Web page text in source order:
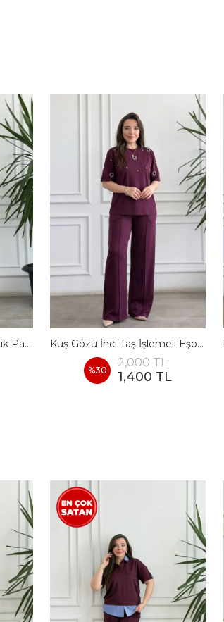
Eteği Katlı Çizgili Asimetrik Pamuk Elbise Kuş Gözü İnci Taş İşlemeli Eşofman Takımı - BORDO
%30
2,000 TL
1,400 TL